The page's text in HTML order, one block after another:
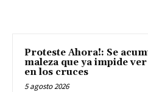
Proteste Ahora!: Se
maleza que ya impide
en los cruces
5 agosto 2026